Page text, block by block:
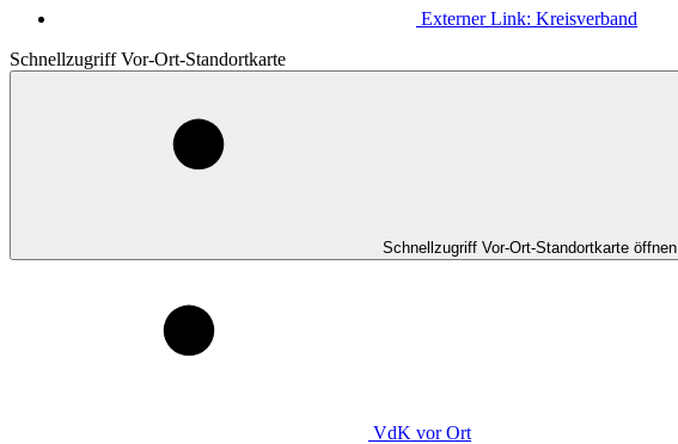
Externer Link: Kreisverband
Schnellzugriff Vor-Ort-Standortkarte
Schnellzugriff Vor-Ort-Standortkarte öffnen
VdK vor Ort